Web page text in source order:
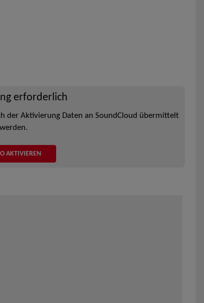
erforderlich
der Aktivierung Daten an SoundCloud übermittelt
werden.
AKTIVIEREN